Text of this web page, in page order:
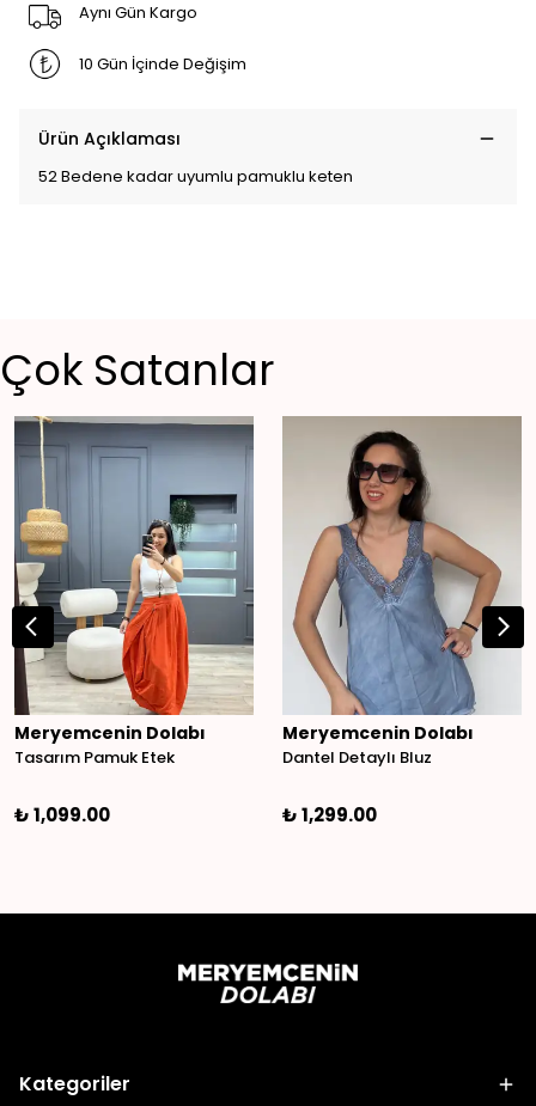
Aynı Gün Kargo
10 Gün İçinde Değişim
Ürün Açıklaması
52 Bedene kadar uyumlu pamuklu keten
Çok Satanlar
Meryemcenin Dolabı
Tasarım Pamuk Etek
₺ 1,099.00
Meryemcenin Dolabı
Dantel Detaylı Bluz
₺ 1,299.00
Kategoriler